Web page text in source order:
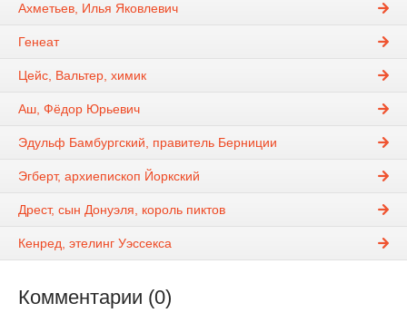
Ахметьев, Илья Яковлевич
Генеат
Цейс, Вальтер, химик
Аш, Фёдор Юрьевич
Эдульф Бамбургский, правитель Берниции
Эгберт, архиепископ Йоркский
Дрест, сын Донуэля, король пиктов
Кенред, этелинг Уэссекса
Комментарии (0)